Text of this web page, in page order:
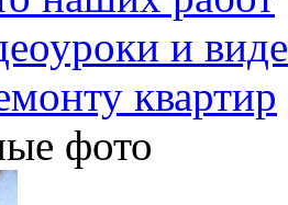
и
квартир
фото